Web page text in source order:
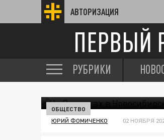
АВТОРИЗАЦИЯ
ПЕРВЫЙ
РУБРИКИ
ОБЩЕСТВО
ЮРИЙ ФОМИЧЕНКО 02 НОЯБРЯ